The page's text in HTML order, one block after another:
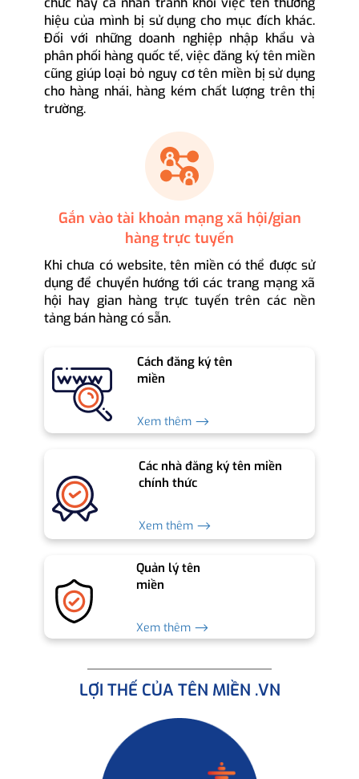
hiệu của mình bị sử dụng cho mục đích khác.
Đối với những doanh nghiệp nhập khẩu và
phân phối hàng quốc tế, việc đăng ký tên miền
cũng giúp loại bỏ nguy cơ tên miền bị sử dụng
cho hàng nhái, hàng kém chất lượng trên thị
trường.
Gắn vào tài khoản mạng xã hội/gian
hàng trực tuyến
Khi chưa có website, tên miền có thể được sử
dụng để chuyển hướng tới các trang mạng xã
hội hay gian hàng trực tuyến trên các nền
tảng bán hàng có sẵn.
Cách đăng ký tên
miền
Xem thêm ⟶
Các nhà đăng ký tên miền
chính thức
Xem thêm ⟶
Quản lý tên
miền
Xem thêm ⟶
LỢI THẾ CỦA TÊN MIỀN .VN